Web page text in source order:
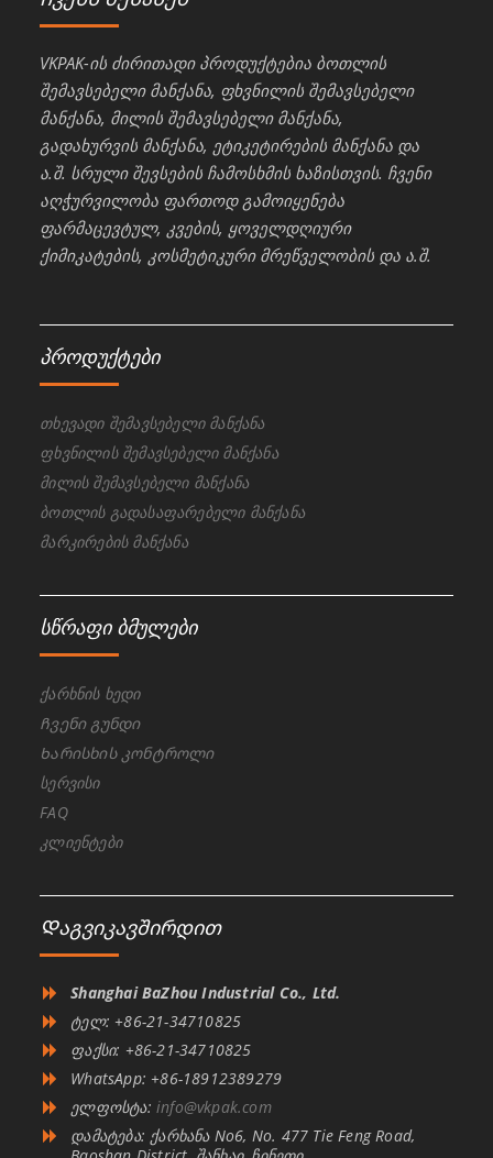
VKPAK-ის ძირითადი პროდუქტებია ბოთლის
შემავსებელი მანქანა, ფხვნილის შემავსებელი
მანქანა, მილის შემავსებელი მანქანა,
გადახურვის მანქანა, ეტიკეტირების მანქანა და
ა.შ. სრული შევსების ჩამოსხმის ხაზისთვის. ჩვენი
აღჭურვილობა ფართოდ გამოიყენება
ფარმაცევტულ, კვების, ყოველდღიური
ქიმიკატების, კოსმეტიკური მრეწველობის და ა.შ.
პროდუქტები
თხევადი შემავსებელი მანქანა
ფხვნილის შემავსებელი მანქანა
მილის შემავსებელი მანქანა
ბოთლის გადასაფარებელი მანქანა
მარკირების მანქანა
სწრაფი ბმულები
ქარხნის ხედი
Ჩვენი გუნდი
Ხარისხის კონტროლი
სერვისი
FAQ
კლიენტები
Დაგვიკავშირდით
Shanghai BaZhou Industrial Co., Ltd.
ტელ: +86-21-34710825
ფაქსი: +86-21-34710825
WhatsApp: +86-18912389279
ელფოსტა:info@vkpak.com
დამატება: ქარხანა No6, No. 477 Tie Feng Road,